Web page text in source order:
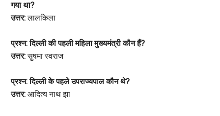
गया था?
उत्तर:लालकिला
प्रश्न: दिल्ली की पहली महिला मुख्यमंत्री कौन हैं?
उत्तर:सुषमा स्वराज
प्रश्न: दिल्ली के पहले उपराज्यपाल कौन थे?
उत्तर: आदित्य नाथ झा